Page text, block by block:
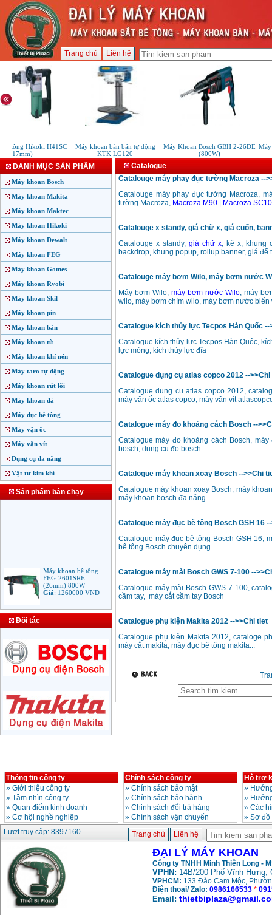
Trang chủ Liên hệ
tông Hikoki H41SC
(17mm)
Máy khoan bàn bán tự động
KTK LG120
Máy Khoan Bosch GBH 2-26DE
(800W)
Máy
DANH MỤC SẢN PHẨM
Máy khoan Bosch
Máy khoan Makita
Máy khoan Maktec
Máy khoan Hikoki
Máy khoan Dewalt
Máy khoan FEG
Máy khoan Gomes
Máy khoan Ryobi
Máy khoan Skil
Máy khoan pin
Máy khoan bàn
Máy khoan từ
Máy khoan khí nén
Máy taro tự động
Máy khoan rút lõi
Máy khoan đá
Máy đục bê tông
Máy vặn ốc
Máy vặn vít
Dụng cụ đa năng
Vật tư kim khí
Sản phẩm bán chạy
Máy khoan bê tông
FEG-2601SRE
(26mm) 800W
Giá:1260000VND
rút lõi bê tông
Máy Khoan Bosch
:1788000 VND
Bộ máy khoan Bosch
GSB 13RE hộp nhựa
100 chi tiết
Máy khoan sắt Bosch
GBM 350 (350W)
Giá:1038000
Máy khoan búa
Makita HP1630
(16mm) 710W
Giá
Máy khoan Bosch
GSB 13RE (650W)
hộp giấy
Giá :1578000
Đối tác
Catalogue
Catalouge máy phay đục tường Macroza --
Catalouge máy phay đục tường Macroza,
tường Macroza, Macroza M90 Macroza
Catalouge x standy, giá chữ x, giá cuốn,
Catalouge x standy,giá chữ x, kệ x, khung
backdrop, khung popup, rollup banner, giá
Catalouge máy bơm Wilo, máy bơm nước
Máy bơm Wilo, máy bơm nước Wilo, máy
wilo, máy bơm chìm wilo, máy bơm nước biển
Catalogue kích thủy lực Tecpos Hàn Quốc --
Catalogue kích thủy lực Tecpos Hàn Quốc,
lực mỏng, kích thủy lực đĩa
Catalogue dụng cụ atlas copco 2012 -->>Chi
Catalogue dung cu atlas copco 2012,
máy vặn ốc atlas copco, máy vặn vít
Catalogue máy đo khoảng cách Bosch --
Catalogue máy đo khoảng cách Bosch,
bosch, dụng cụ đo bosch
Catalogue máy khoan xoay Bosch -->>Chi
Catalogue máy khoan xoay Bosch, máy
máy khoan bosch đa năng
Catalogue máy đục bê tông Bosch GSH 16
Catalogue máy đục bê tông Bosch GSH 16,
bê tông Bosch chuyên dụng
Catalogue máy mài Bosch GWS 7-100 --
Catalogue máy mài Bosch GWS 7-100,
cầm tay, máy cắt cầm tay Bosch
Catalogue phụ kiện Makita 2012 -->>Chi tiet
Catalogue phụ kiện Makita 2012, cataloge
máy cắt makita, máy đục bê tông makita...
Thông tin công ty
» Giới thiệu công ty
» Tầm nhìn công ty
» Quan điểm kinh doanh
» Cơ hội nghề nghiệp
Chính sách công ty
» Chính sách bảo mật
» Chính sách bảo hành
» Chinh sách đổi trả hàng
» Chính sách vận chuyển
Hỗ trợ
»
»
» Các
» Sơ
Lượt truy cập: 8397160
Trang chủ Liên hệ
ĐẠI LÝ MÁY KHOAN
Công ty TNHH Minh Thiên Long -
VPHN: 14B/200 Phố Vĩnh Hưng,
VPHCM: 133 Đào Cam Mộc,
Điện thoại/ Zalo: 0986166533 *
Email: